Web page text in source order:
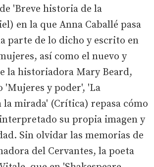
'Breve historia de la
en la que Anna Caballé pasa
parte de lo dicho y escrito en
así como el nuevo y
la historiadora Mary Beard,
'Mujeres y poder', 'La
mirada' (Crítica) repasa cómo
su propia imagen y
Sin olvidar las memorias de
del Cervantes, la poeta